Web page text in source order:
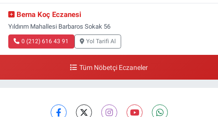
Berna Koç Eczanesi
Yıldırım Mahallesi Barbaros Sokak 56
0 (212) 616 43 91 Yol Tarifi Al
Tüm Nöbetçi Eczaneler